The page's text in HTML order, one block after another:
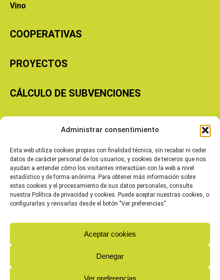
Administrar consentimiento
Esta web utiliza cookies propias con finalidad técnica, sin recabar ni ceder
datos de carácter personal de los usuarios, y cookies de terceros que nos
ayudan a entender cómo los visitantes interactúan con la web a nivel
estadístico y de forma anónima. Para obtener más información sobre
estas cookies y el procesamiento de sus datos personales, consulte
nuestra Política de privacidad y cookies. Puede aceptar nuestras cookies, o
configurarlas y revisarlas desde el botón "Ver preferencias".
Aceptar cookies
Denegar
Ver preferencias
Vino
COOPERATIVAS
PROYECTOS
CÁLCULO DE SUBVENCIONES